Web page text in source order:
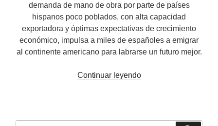
demanda de mano de obra por parte de países
hispanos poco poblados, con alta capacidad
exportadora y óptimas expectativas de crecimiento
económico, impulsa a miles de españoles a emigrar
al continente americano para labrarse un futuro mejor.
Continuar leyendo«Los
máquina